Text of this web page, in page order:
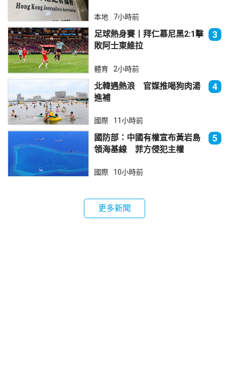
本地 7小時前
足球熱身賽丨拜仁慕尼黑2:1擊
敗阿士東維拉
3
體育 2小時前
北韓遇熱浪 官媒推喝狗肉湯
進補
4
國際 11小時前
國防部：中國有權宣布黃岩島
領海基線 菲方侵犯主權
5
國際 10小時前
更多新聞